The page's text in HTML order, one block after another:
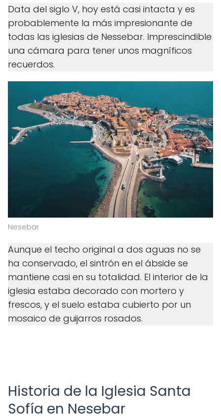
Data del siglo V, hoy está casi intacta y es
probablemente la más impresionante de
todas las iglesias de Nessebar. Imprescindible
una cámara para tener unos magníficos
recuerdos.
Nesebar
Aunque el techo original a dos aguas no se
ha conservado, el sintrón en el ábside se
mantiene casi en su totalidad. El interior de la
iglesia estaba decorado con mortero y
frescos, y el suelo estaba cubierto por un
mosaico de guijarros rosados.
Historia de la Iglesia Santa
Sofía en Nesebar